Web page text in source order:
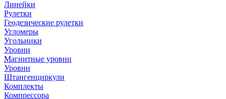
Линейки
Рулетки
Геодезические рулетки
Угломеры
Угольники
Уровни
Магнитные уровни
Уровни
Штангенциркули
Комплекты
Компрессора